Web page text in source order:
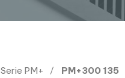
Serie PM+ PM+300 135